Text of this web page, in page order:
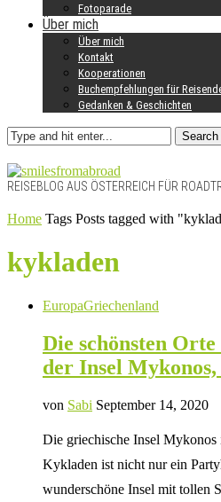
Fotoparade
Über mich
Über mich
Kontakt
Kooperationen
Buchempfehlungen für
Gedanken & Geschichten
Search
REISEBLOG AUS ÖSTERREICH FÜR
Home Tags Posts tagged with
kykladen
EuropaGriechenland
Die schönsten
der Insel
von Sabi September 14, 2020
Die griechische Insel Mykonos
Kykladen ist nicht nur ein
wunderschöne Insel mit tollen